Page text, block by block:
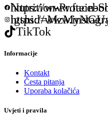
https://www.facebook.com/people/
https://www.instagram.com/
TikTok
Informacije
Kontakt
Česta pitanja
Uporaba kolačića
Uvjeti i pravila